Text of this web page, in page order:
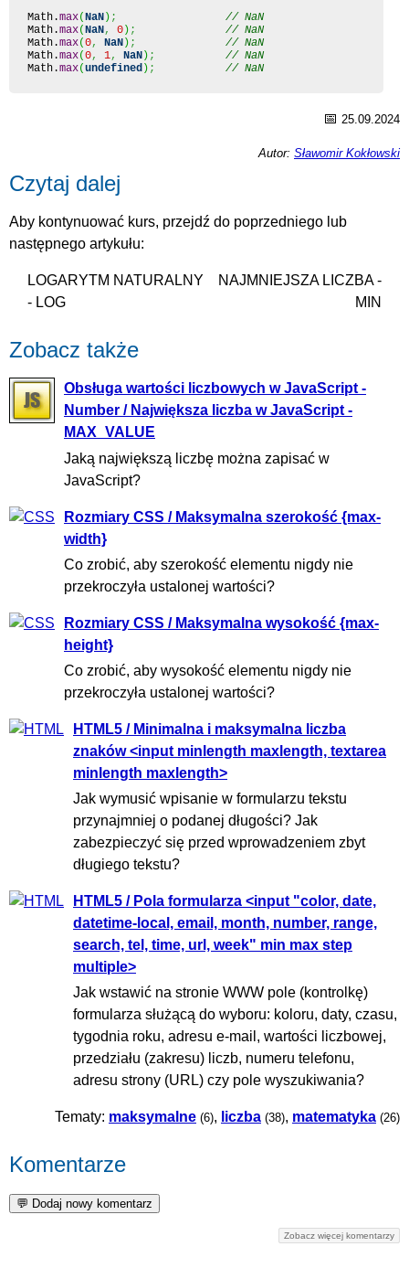
Math .max(NaN ) ;
// NaN
Math .max(NaN, 0 ) ;
// NaN
Math .max(0, NaN ) ;
// NaN
Math .max(0, 1, NaN ) ;
// NaN
Math .max(undefined ) ; // NaN
📅 25.09.2024
Autor: Sławomir Kokłowski
Czytaj dalej
Aby kontynuować kurs, przejdź do poprzedniego lub
następnego artykułu:
LOGARYTM NATURALNY
- LOG
NAJMNIEJSZA LICZBA -
MIN
Zobacz także
Obsługa wartości liczbowych w JavaScript -
Number / Największa liczba w JavaScript -
MAX_VALUE
Jaką największą liczbę można zapisać w
JavaScript?
Rozmiary CSS / Maksymalna szerokość {max-
width}
Co zrobić, aby szerokość elementu nigdy nie
przekroczyła ustalonej wartości?
Rozmiary CSS / Maksymalna wysokość {max-
height}
Co zrobić, aby wysokość elementu nigdy nie
przekroczyła ustalonej wartości?
HTML5 / Minimalna i maksymalna liczba
znaków <input minlength maxlength, textarea
minlength maxlength>
Jak wymusić wpisanie w formularzu tekstu
przynajmniej o podanej długości? Jak
zabezpieczyć się przed wprowadzeniem zbyt
długiego tekstu?
HTML5 / Pola formularza <input "color, date,
datetime-local, email, month, number, range,
search, tel, time, url, week" min max step
multiple>
Jak wstawić na stronie WWW pole (kontrolkę)
formularza służącą do wyboru: koloru, daty, czasu,
tygodnia roku, adresu e-mail, wartości liczbowej,
przedziału (zakresu) liczb, numeru telefonu,
adresu strony (URL) czy pole wyszukiwania?
Tematy: maksymalne (6), liczba (38), matematyka (26)
Komentarze
Zobacz więcej komentarzy